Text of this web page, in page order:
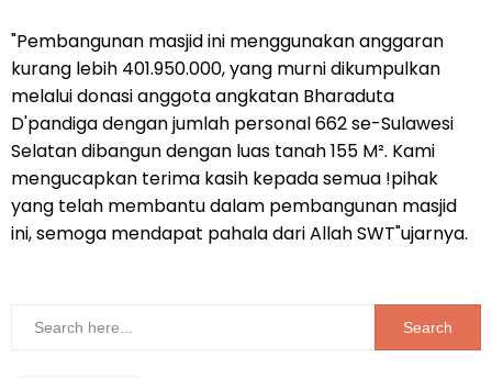
"Pembangunan masjid ini menggunakan anggaran
kurang lebih 401.950.000, yang murni dikumpulkan
melalui donasi anggota angkatan Bharaduta
D'pandiga dengan jumlah personal 662 se-Sulawesi
Selatan dibangun dengan luas tanah 155 M². Kami
mengucapkan terima kasih kepada semua !pihak
yang telah membantu dalam pembangunan masjid
ini, semoga mendapat pahala dari Allah SWT"ujarnya.